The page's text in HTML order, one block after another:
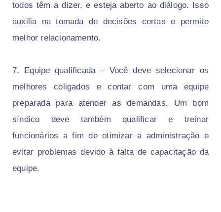
todos têm a dizer, e esteja aberto ao diálogo. Isso
auxilia na tomada de decisões certas e permite
melhor relacionamento.
7. Equipe qualificada – Você deve selecionar os
melhores coligados e contar com uma equipe
preparada para atender as demandas. Um bom
síndico deve também qualificar e treinar
funcionários a fim de otimizar a administração e
evitar problemas devido à falta de capacitação da
equipe.